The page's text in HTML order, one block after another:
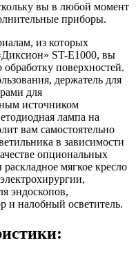
вы в любой момент
приборы.
из которых
ST-E1000, вы
поверхностей.
держатель для
для
источником
лампа на
вам самостоятельно
в зависимости
опциональных
мягкое кресло
эндоскопов,
и налобный осветитель.